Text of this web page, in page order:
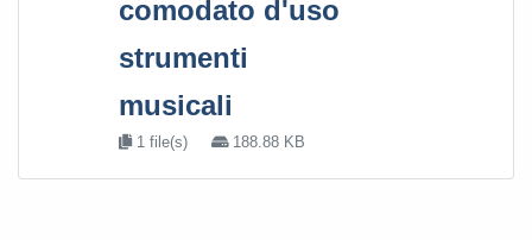
comodato d'uso
strumenti
musicali
1 file(s) 188.88 KB